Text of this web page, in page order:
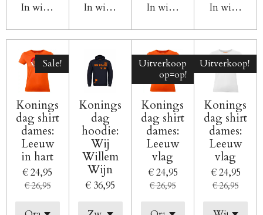
In winkelwagenIn winkelwagenIn winkelwagen
In
Sale!
Konings
dag shirt
dames:
Leeuw
in hart
€ 24,95
€ 26,95
Konings
dag
hoodie:
Wij
Willem
Wijn
€ 36,95
Uitverkoop
op=op!
Konings
dag shirt
dames:
Leeuw
vlag
€ 24,95
€ 26,95
Uitverkoop!
Konings
dag shirt
dames:
Leeuw
vlag
€ 24,95
€ 26,95